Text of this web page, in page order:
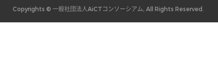
Copyrights © 一般社団法人AiCTコンソーシアム, All Rights Reserved.